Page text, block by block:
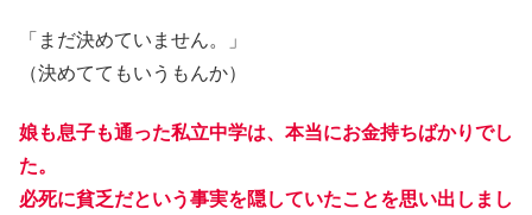
「まだ決めていません。」
（決めててもいうもんか）
娘も息子も通った私立中学は、本当にお金持ちばかりでし
た。
必死に貧乏だという事実を隠していたことを思い出しまし